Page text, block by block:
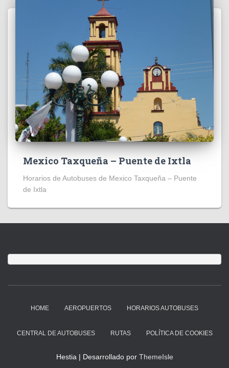
Mexico Taxqueña – Puente de Ixtla
Horarios de Autobuses de Mexico Taxqueña – Puente
de Ixtla
HOME AEROPUERTOS HORARIOS AUTOBUSES
CENTRAL DE AUTOBUSES RUTAS POLÍTICA DE COOKIES
Hestia | Desarrollado por ThemeIsle